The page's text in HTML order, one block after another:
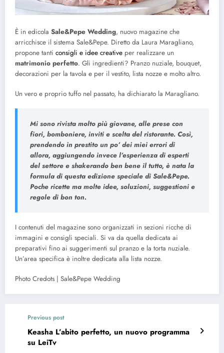
È in edicola Sale&Pepe Wedding, nuovo magazine che
arricchisce il sistema Sale&Pepe. Diretto da Laura Maragliano,
propone tanti consigli e idee creative per realizzare un
matrimonio perfetto. Gli ingredienti? Pranzo nuziale, bouquet,
decorazioni per la tavola e per il vestito, lista nozze e molto altro.
Un vero e proprio tuffo nel passato, ha dichiarato la Maragliano.
Mi sono rivista molto più giovane, alle prese con
fiori, bomboniere, inviti e scelta del ristorante. Così,
prendendo in prestito un po’ dei miei errori di
allora, aggiungendo invece l’esperienza di esperti
del settore e shakerando ben bene il tutto, è nata la
formula di questa edizione speciale di Sale&Pepe.
Poche ricette ma molte idee, soluzioni, suggestioni e
regole di bon ton.
I contenuti del magazine sono organizzati in sezioni ricche di
immagini e consigli speciali. Si va da quella dedicata ai
preparativi fino ai suggerimenti sul pranzo e la torta nuziale.
Un’area specifica è inoltre dedicata alla lista nozze.
Photo Credots | Sale&Pepe Wedding
Previous post
Keasha L’abito perfetto, un nuovo programma
su LeiTv